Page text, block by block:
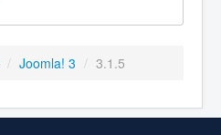
/ Joomla! 3 / 3.1.5